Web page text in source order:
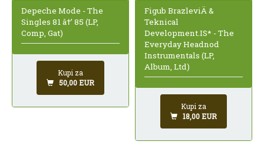
Depeche Mode - The
Singles 81 â†’ 85 (LP,
Comp, Gat)
Kupi za
50,00 EUR
Figub BrazleviÄ &
Teknical
Development.IS* - The
Everyday Headnod
Instrumentals (LP,
Album, Ltd)
Kupi za
18,00 EUR